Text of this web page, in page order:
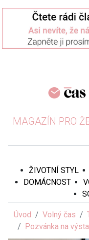
MAGAZÍN PRO
ŽIVOTNÍ STYL
DOMÁCNOST
Úvod Volný čas
Pozvánka na